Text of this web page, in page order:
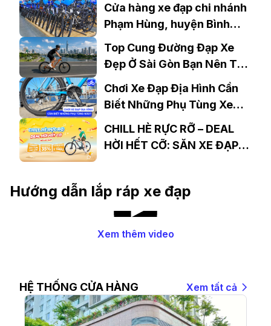
Cửa hàng xe đạp chi nhánh
Phạm Hùng, huyện Bình
Chánh, TP.HCM
Top Cung Đường Đạp Xe
Đẹp Ở Sài Gòn Bạn Nên Thử
Chơi Xe Đạp Địa Hình Cần
Biết Những Phụ Tùng Xe
Đạp MTB Nào?
CHILL HÈ RỰC RỠ – DEAL
HỜI HẾT CỠ: SĂN XE ĐẠP
Hướng dẫn lắp ráp xe đạp
Xem thêm video
HỆ THỐNG CỬA HÀNG Xem tất cả